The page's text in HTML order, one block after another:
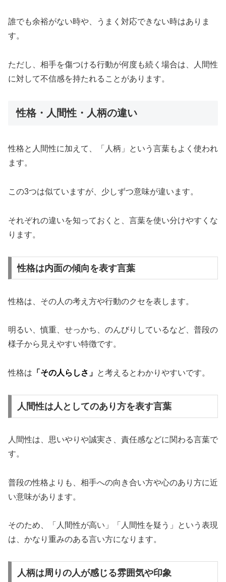
誰でも余裕がない時や、うまく対応できない時はありま
す。
ただし、相手を傷つける行動が何度も続く場合は、人間性
に対して不信感を持たれることがあります。
性格・人間性・人柄の違い
性格と人間性に加えて、「人柄」という言葉もよく使われ
ます。
この3つは似ていますが、少しずつ意味が違います。
それぞれの違いを知っておくと、言葉を使い分けやすくな
ります。
性格は内面の傾向を表す言葉
性格は、その人の考え方や行動のクセを表します。
明るい、慎重、せっかち、のんびりしているなど、普段の
様子から見えやすい特徴です。
性格は 「その人らしさ」 と考えるとわかりやすいです。
人間性は人としてのあり方を表す言葉
人間性は、思いやりや誠実さ、責任感などに関わる言葉で
す。
普段の性格よりも、相手への向き合い方や心のあり方に近
い意味があります。
そのため、「人間性が高い」「人間性を疑う」という表現
は、かなり重みのある言い方になります。
人柄は周りの人が感じる雰囲気や印象